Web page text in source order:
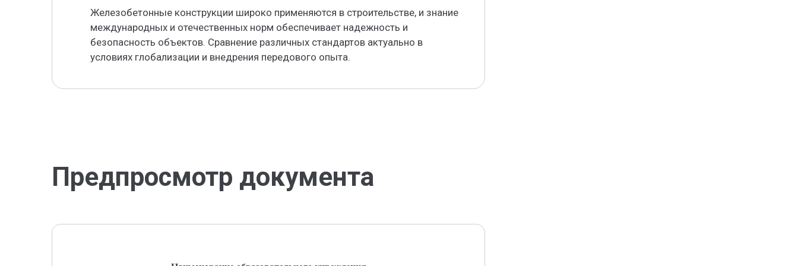
Железобетонные конструкции широко применяются в строительстве, и знание
международных и отечественных норм обеспечивает надежность и
безопасность объектов. Сравнение различных стандартов актуально в
условиях глобализации и внедрения передового опыта.
Предпросмотр документа